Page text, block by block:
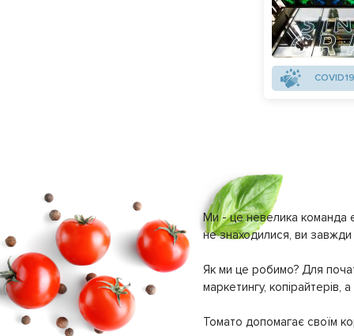
Ми - це невелика команда
не знаходилися, ви завжди
Як ми це робимо? Для
маркетингу, копірайтерів,
Томато допомагає своїм